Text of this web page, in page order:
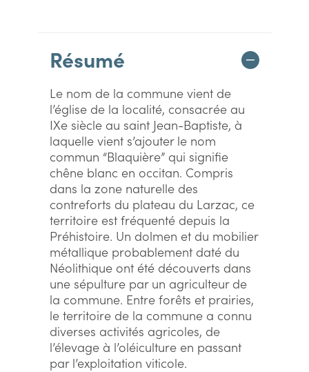
Résumé
Le nom de la commune vient de
l’église de la localité, consacrée au
IXe siècle au saint Jean-Baptiste, à
laquelle vient s’ajouter le nom
commun “Blaquière” qui signifie
chêne blanc en occitan. Compris
dans la zone naturelle des
contreforts du plateau du Larzac, ce
territoire est fréquenté depuis la
Préhistoire. Un dolmen et du mobilier
métallique probablement daté du
Néolithique ont été découverts dans
une sépulture par un agriculteur de
la commune. Entre forêts et prairies,
le territoire de la commune a connu
diverses activités agricoles, de
l’élevage à l’oléiculture en passant
par l’exploitation viticole.